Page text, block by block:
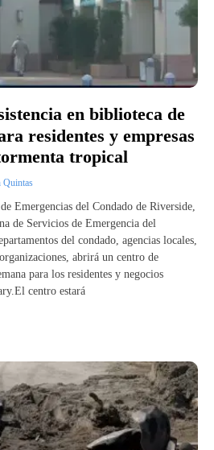
en biblioteca de
residentes y empresas
tropical
Quintas
Emergencias del Condado de Riverside,
de Servicios de Emergencia del
del condado, agencias locales,
abrirá un centro de
para los residentes y negocios
centro estará